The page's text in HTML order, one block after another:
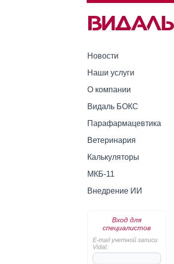
Новости
Наши услуги
О компании
Видаль БОКС
Парафармацевтика
Ветеринария
Калькуляторы
МКБ-11
Внедрение ИИ
Вход для
специалистов
E-mail учетной записи
Vidal: